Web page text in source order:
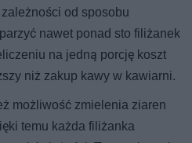
od sposobu
nawet ponad sto filiżanek
na jedną porcję koszt
niż zakup kawy w kawiarni.
możliwość zmielenia ziaren
temu każda filiżanka